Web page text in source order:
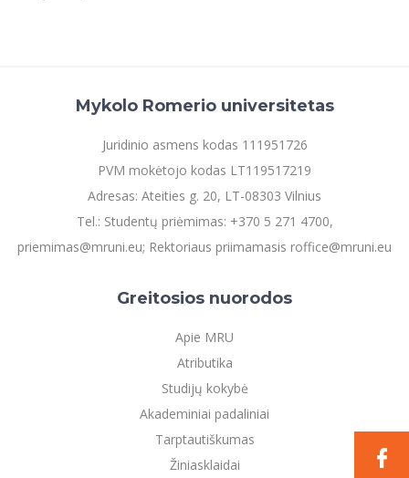
Mykolo Romerio universitetas
Juridinio asmens kodas 111951726
PVM mokėtojo kodas LT119517219
Adresas: Ateities g. 20, LT-08303 Vilnius
Tel.: Studentų priėmimas: +370 5 271 4700,
priemimas@mruni.eu; Rektoriaus priimamasis roffice@mruni.eu
Greitosios nuorodos
Apie MRU
Atributika
Studijų kokybė
Akademiniai padaliniai
Tarptautiškumas
Žiniasklaidai